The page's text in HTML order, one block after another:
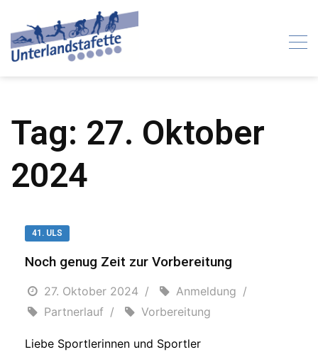
content
Tag: 27. Oktober
2024
41. ULS
Noch genug Zeit zur Vorbereitung
27. Oktober 2024
Anmeldung
Partnerlauf
Vorbereitung
Liebe Sportlerinnen und Sportler